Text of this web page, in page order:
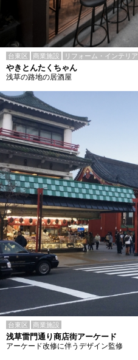
台東区 商業施設 リフォーム・インテリア
やきとんたくちゃん
浅草の路地の居酒屋
台東区 商業施設
浅草雷門通り商店街アーケード
アーケード改修に伴うデザイン監修